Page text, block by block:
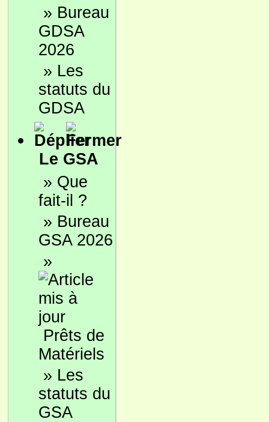
» Bureau
GDSA
2026
» Les
statuts du
GDSA
Le GSA
» Que
fait-il ?
» Bureau
GSA 2026
»
Prêts de
Matériels
» Les
statuts du
GSA